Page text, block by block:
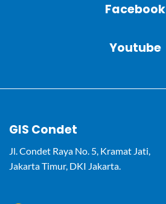
Facebook
Youtube
GIS Condet
Jl. Condet Raya No. 5, Kramat Jati,
Jakarta Timur, DKI Jakarta.